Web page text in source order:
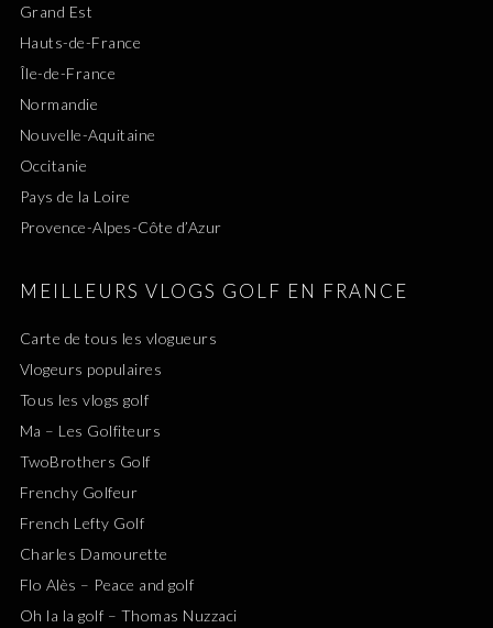
Grand Est
Hauts-de-France
Île-de-France
Normandie
Nouvelle-Aquitaine
Occitanie
Pays de la Loire
Provence-Alpes-Côte d’Azur
MEILLEURS VLOGS GOLF EN FRANCE
Carte de tous les vlogueurs
Vlogeurs populaires
Tous les vlogs golf
Ma – Les Golfiteurs
TwoBrothers Golf
Frenchy Golfeur
French Lefty Golf
Charles Damourette
Flo Alès – Peace and golf
Oh la la golf – Thomas Nuzzaci